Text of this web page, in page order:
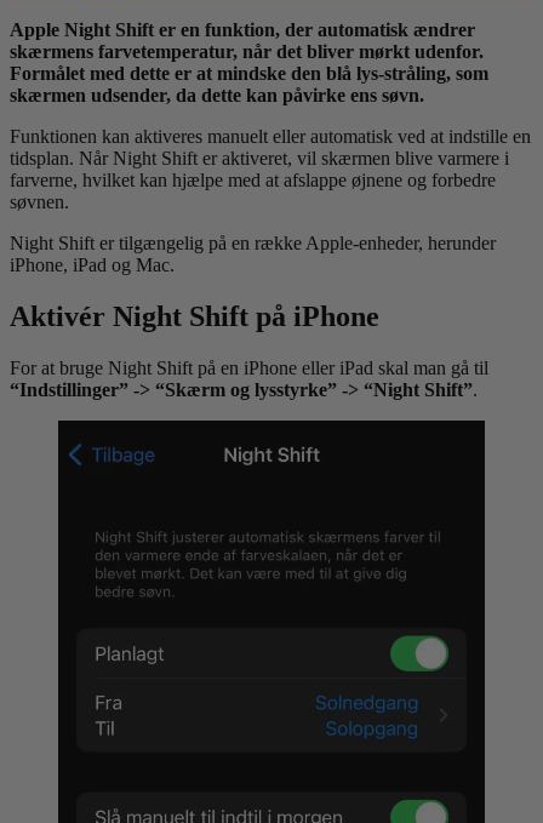
Apple Night Shift er en funktion, der automatisk ændrer
skærmens farvetemperatur, når det bliver mørkt udenfor.
Formålet med dette er at mindske den blå lys-stråling, som
skærmen udsender, da dette kan påvirke ens søvn.
Funktionen kan aktiveres manuelt eller automatisk ved at indstille en
tidsplan. Når Night Shift er aktiveret, vil skærmen blive varmere i
farverne, hvilket kan hjælpe med at afslappe øjnene og forbedre
søvnen.
Night Shift er tilgængelig på en række Apple-enheder, herunder
iPhone, iPad og Mac.
Aktivér Night Shift på iPhone
For at bruge Night Shift på en iPhone eller iPad skal man gå til
“Indstillinger” -> “Skærm og lysstyrke” -> “Night Shift”.